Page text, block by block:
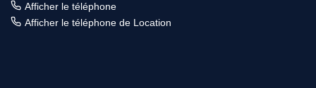
Afficher le téléphone
Afficher le téléphone de Location